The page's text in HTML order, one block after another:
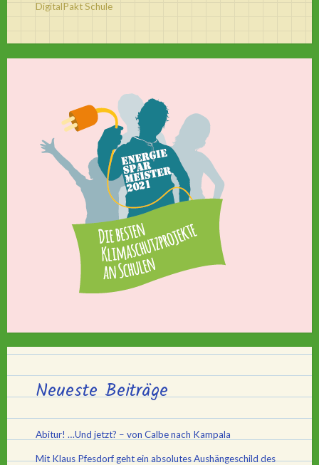
DigitalPakt Schule
Neueste Beiträge
Abitur! …Und jetzt? – von Calbe nach Kampala
Mit Klaus Pfesdorf geht ein absolutes Aushängeschild des